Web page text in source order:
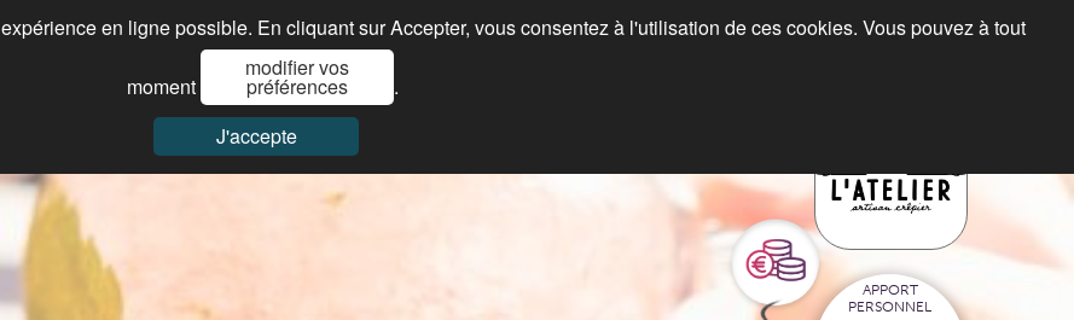
Paroles de franchisés
APPORT
PERSONNEL
en ligne possible. En cliquant sur Accepter, vous consentez à l'utilisation de ces cookies. Vous pouvez à tout
moment
modifier vos
préférences
.
J'accepte